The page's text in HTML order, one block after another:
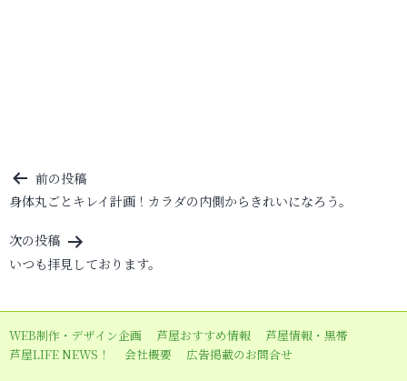
投
稿
ナ
ビ
ー
シ
前の投稿
身体丸ごとキレイ計画！カラダの内側からきれいになろう。
次の投稿
いつも拝見しております。
WEB制作・デザイン企画 芦屋おすすめ情報
芦屋情報・黒帯
芦屋LIFE NEWS！
会社概要 広告掲載のお問合せ